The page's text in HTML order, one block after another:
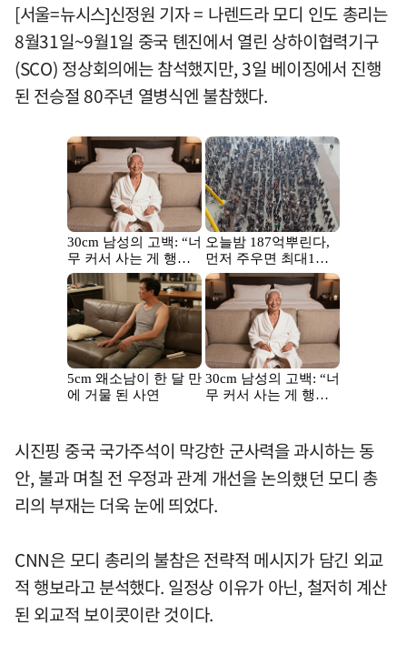
[서울=뉴시스]신정원 기자 = 나렌드라 모디 인도 총리는
8월31일~9월1일 중국 톈진에서 열린 상하이협력기구
(SCO) 정상회의에는 참석했지만, 3일 베이징에서 진행
된 전승절 80주년 열병식엔 불참했다.
시진핑 중국 국가주석이 막강한 군사력을 과시하는 동
안, 불과 며칠 전 우정과 관계 개선을 논의헀던 모디 총
리의 부재는 더욱 눈에 띄었다.
CNN은 모디 총리의 불참은 전략적 메시지가 담긴 외교
적 행보라고 분석했다. 일정상 이유가 아닌, 철저히 계산
된 외교적 보이콧이란 것이다.